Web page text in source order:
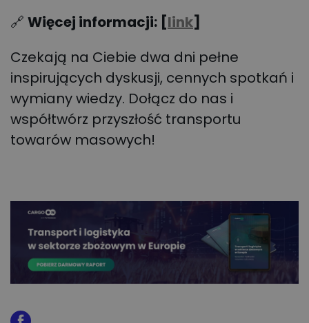
🔗 Więcej informacji: [link]
Czekają na Ciebie dwa dni pełne
inspirujących dyskusji, cennych spotkań i
wymiany wiedzy. Dołącz do nas i
współtwórz przyszłość transportu
towarów masowych!